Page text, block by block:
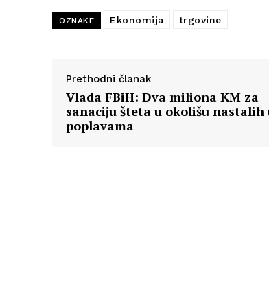
OZNAKE Ekonomija trgovine
Prethodni članak
Vlada FBiH: Dva miliona KM za
sanaciju šteta u okolišu nastalih
poplavama